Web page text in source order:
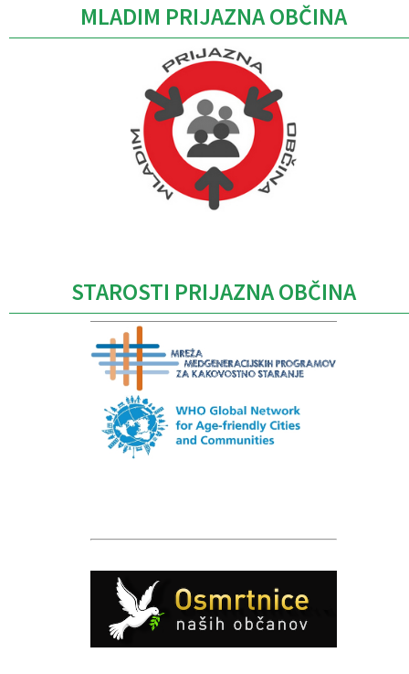
MLADIM PRIJAZNA OBČINA
STAROSTI PRIJAZNA OBČINA